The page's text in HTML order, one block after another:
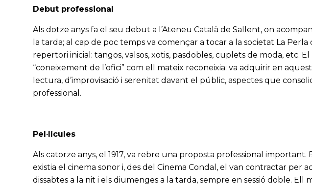
Debut professional
Als dotze anys fa el seu debut a l’Ateneu Català de Sallent, on
la tarda; al cap de poc temps va començar a tocar a la societat La
repertori inicial: tangos, valsos, xotis, pasdobles, cuplets de moda, etc.
“coneixement de l’ofici” com ell mateix reconeixia: va adquirir en
lectura, d’improvisació i serenitat davant el públic, aspectes que
professional.
Pel·lícules
Als catorze anys, el 1917, va rebre una proposta professional important.
existia el cinema sonor i, des del Cinema Condal, el van contractar per
dissabtes a la nit i els diumenges a la tarda, sempre en sessió doble. Ell